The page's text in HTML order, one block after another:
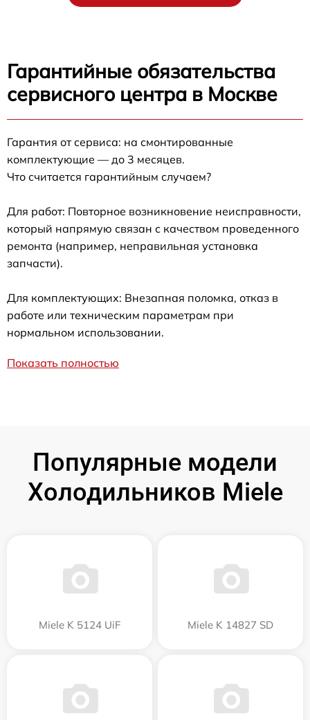
Гарантийные обязательства
сервисного центра в Москве
Гарантия от сервиса: на смонтированные
комплектующие — до 3 месяцев.
Что считается гарантийным случаем?
Для работ: Повторное возникновение неисправности,
который напрямую связан с качеством проведенного
ремонта (например, неправильная установка
запчасти).
Для комплектующих: Внезапная поломка, отказ в
работе или техническим параметрам при
нормальном использовании.
Показать полностью
Популярные модели
Холодильников Miele
Miele K 5124 UiF Miele K 14827 SD